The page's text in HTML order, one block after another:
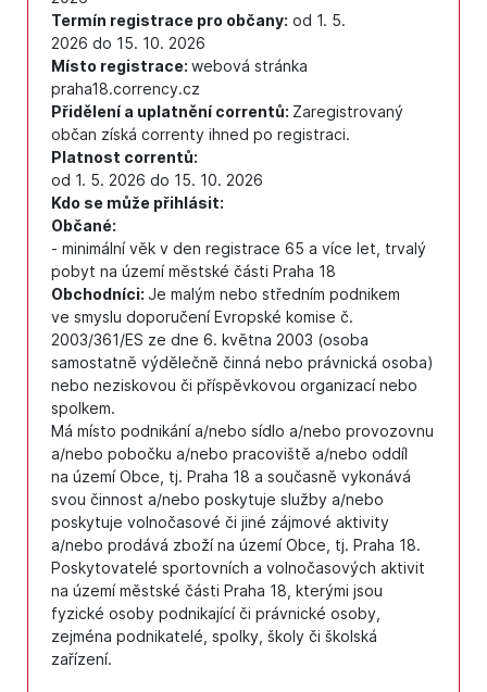
Termín registrace pro občany: od 1. 5.
2026 do 15. 10. 2026
Místo registrace: webová stránka
praha18.corrency.cz
Přidělení a uplatnění correntů: Zaregistrovaný
občan získá correnty ihned po registraci.
Platnost correntů:
od 1. 5. 2026 do 15. 10. 2026
Kdo se může přihlásit:
Občané:
- minimální věk v den registrace 65 a více let, trvalý
pobyt na území městské části Praha 18
Obchodníci: Je malým nebo středním podnikem
ve smyslu doporučení Evropské komise č.
2003/361/ES ze dne 6. května 2003 (osoba
samostatně výdělečně činná nebo právnická osoba)
nebo neziskovou či příspěvkovou organizací nebo
spolkem.
Má místo podnikání a/nebo sídlo a/nebo provozovnu
a/nebo pobočku a/nebo pracoviště a/nebo oddíl
na území Obce, tj. Praha 18 a současně vykonává
svou činnost a/nebo poskytuje služby a/nebo
poskytuje volnočasové či jiné zájmové aktivity
a/nebo prodává zboží na území Obce, tj. Praha 18.
Poskytovatelé sportovních a volnočasových aktivit
na území městské části Praha 18, kterými jsou
fyzické osoby podnikající či právnické osoby,
zejména podnikatelé, spolky, školy či školská
zařízení.